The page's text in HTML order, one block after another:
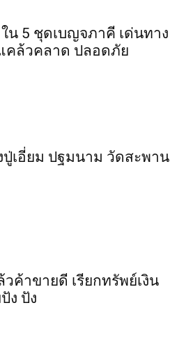
น 5​ ชุดเบญจ​ภาคี​ เด่นทาง
คล้วคลาด​ ปลอดภัย​
เอี่ยม ​ปฐม​นาม​ วัดสะพาน
ค้าขาย​ดี​ เรียก​ทรัพย์เงิน
ง​ ปัง​